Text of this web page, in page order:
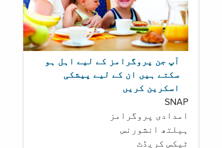
آپ جن پروگرامز کے لیے اہل ہو
سکتے ہیں ان کے لیے پیشکی
اسکرین کریں
SNAP
امدادی پروگرامز
‏ہیلتھ انشورنس
ٹیکس کریڈٹ